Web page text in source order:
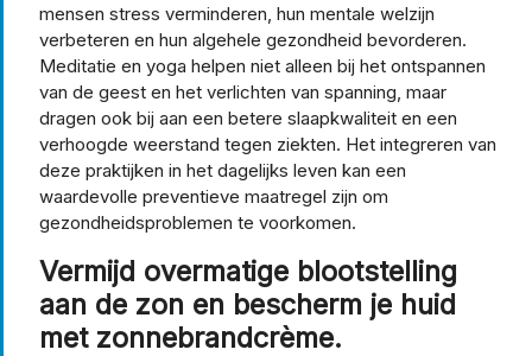
mensen stress verminderen, hun mentale welzijn
verbeteren en hun algehele gezondheid bevorderen.
Meditatie en yoga helpen niet alleen bij het ontspannen
van de geest en het verlichten van spanning, maar
dragen ook bij aan een betere slaapkwaliteit en een
verhoogde weerstand tegen ziekten. Het integreren van
deze praktijken in het dagelijks leven kan een
waardevolle preventieve maatregel zijn om
gezondheidsproblemen te voorkomen.
Vermijd overmatige blootstelling
aan de zon en bescherm je huid
met zonnebrandcrème.